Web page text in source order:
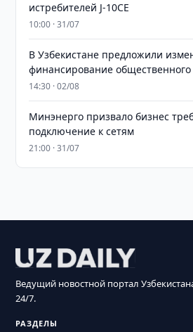
истребителей J-10CE
10:00 · 31/07
В Узбекистане предложили
финансирование общественного
14:30 · 02/08
Минэнерго призвало бизнес
подключение к сетям
21:00 · 31/07
Ведущий новостной портал
24/7.
РАЗДЕЛЫ